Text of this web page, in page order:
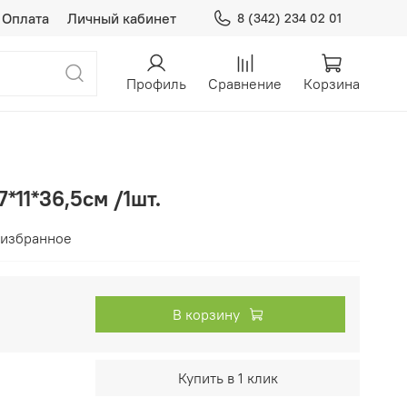
Оплата Личный кабинет 8 (342) 234 02 01
Профиль Сравнение Корзина
/1шт.
В корзину
Купить в 1 клик